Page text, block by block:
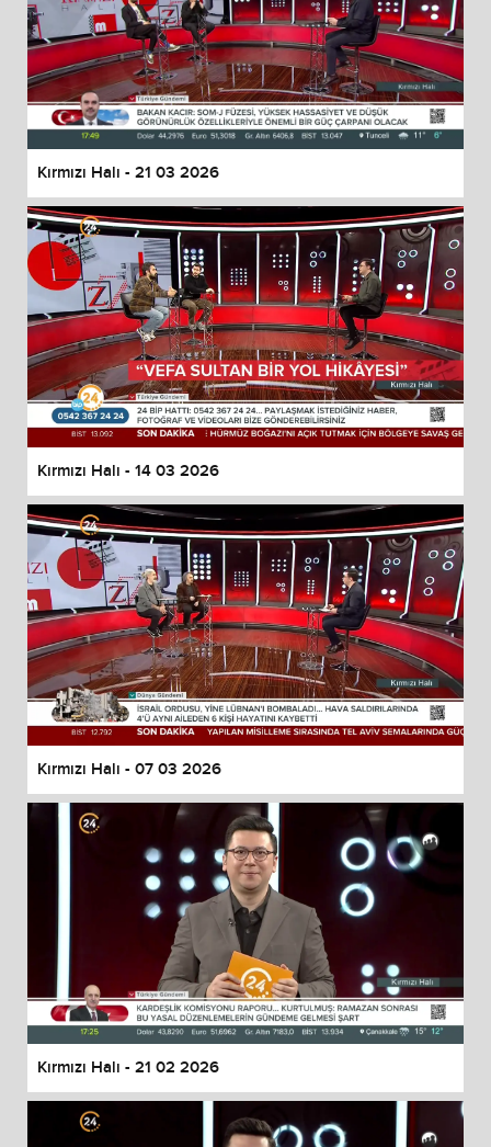
Kırmızı Halı - 21 03 2026
Kırmızı Halı - 14 03 2026
Kırmızı Halı - 07 03 2026
Kırmızı Halı - 21 02 2026